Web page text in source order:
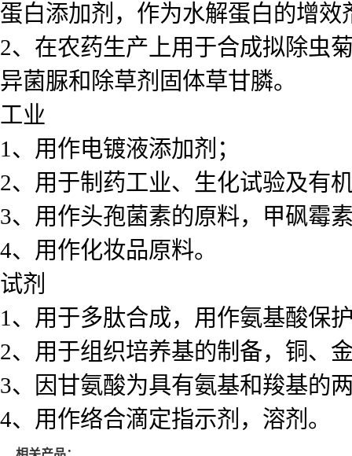
蛋白添加剂，作为水解蛋白的增效
2、在农药生产上用于合成拟除虫
异菌脲和除草剂固体草甘膦。
工业
1、用作电镀液添加剂；
2、用于制药工业、生化试验及有
3、用作头孢菌素的原料，甲砜霉
4、用作化妆品原料。
试剂
1、用于多肽合成，用作氨基酸保
2、用于组织培养基的制备，铜、
3、因甘氨酸为具有氨基和羧基的
4、用作络合滴定指示剂，溶剂。